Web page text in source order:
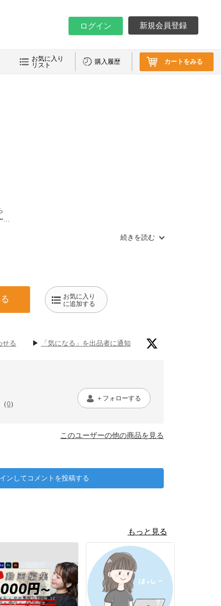
ログイン 新規会員登録
お気に入り
リスト
購入履歴 カートをみる
えいただき、どんなお身体や不調を改善したいかヒア
ュースと１種類のグリーンドリンクをプレゼント🎁
いています。
量アップのボディメイクなどの効果を体感出来ま
身体の外側&内側のサポートをさせていただいてお
〜
続きを読む
お気に入り
に追加する
せる ▶︎ 「気になる」を出品者に通知
（0）
＋フォローする
このユーザーの他の商品を見る
ンしてコメントを投稿する
もっと見る